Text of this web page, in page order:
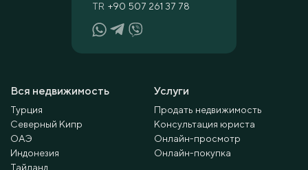
Вся недвижимость
Турция
Северный Кипр
ОАЭ
Индонезия
Тайланд
Услуги
Продать недвижимость
Консультация юриста
Онлайн-просмотр
Онлайн-покупка
TR +90 507 261 37 78